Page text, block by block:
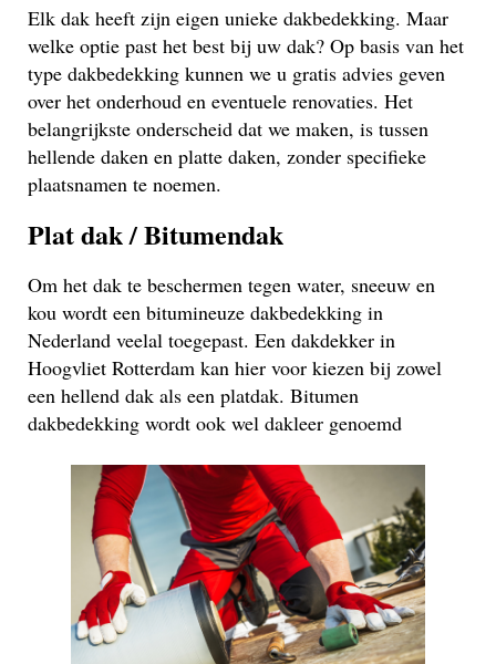
Elk dak heeft zijn eigen unieke dakbedekking. Maar
welke optie past het best bij uw dak? Op basis van het
type dakbedekking kunnen we u gratis advies geven
over het onderhoud en eventuele renovaties. Het
belangrijkste onderscheid dat we maken, is tussen
hellende daken en platte daken, zonder specifieke
plaatsnamen te noemen.
Plat dak / Bitumendak
Om het dak te beschermen tegen water, sneeuw en
kou wordt een bitumineuze dakbedekking in
Nederland veelal toegepast. Een dakdekker in
Hoogvliet Rotterdam kan hier voor kiezen bij zowel
een hellend dak als een platdak. Bitumen
dakbedekking wordt ook wel dakleer genoemd